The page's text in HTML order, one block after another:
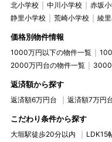
北小学校
中川小学校 赤坂
静里小学校
荒崎小学校 綾
価格別物件情報
1000万円以下の物件一覧
2000万円台の物件一覧
3000
返済額から探す
返済額6万円台 返済額7万円
こだわり条件から探す
大垣駅徒歩20分以内 LDK15